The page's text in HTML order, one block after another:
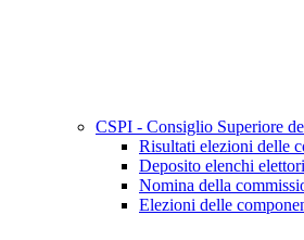
CSPI - Consiglio Superiore
Risultati elezioni delle
Deposito elenchi
Nomina della
Elezioni delle